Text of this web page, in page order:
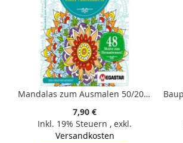
Mandalas zum Ausmalen 50/2026
7,90 €
Inkl. 19% Steuern , exkl.
Versandkosten